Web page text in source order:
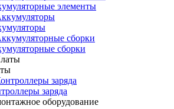
элементы
сборки
заряда
оборудование